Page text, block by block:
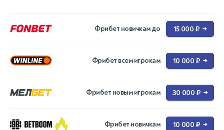
Фрибет новичкам до 15 000 ₽ →
Фрибет всем игрокам 10 000 ₽ →
Фрибет новым игрокам 30 000 ₽ →
Фрибет новичкам 10 000 ₽ →